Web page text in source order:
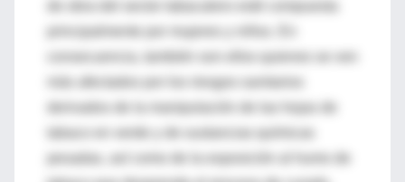
más afectados por los riesgos sanitarios